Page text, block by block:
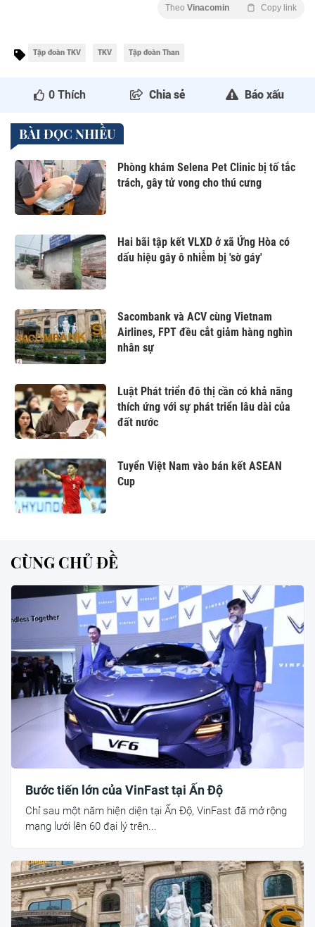
Theo Vinacomin Copy link
Tập đoàn TKV TKV Tập đoàn Than
0 Thích Chia sẻ Báo xấu
BÀI ĐỌC NHIỀU
Phòng khám Selena Pet Clinic bị tố tắc
trách, gây tử vong cho thú cưng
Hai bãi tập kết VLXD ở xã Ứng Hòa có
dấu hiệu gây ô nhiễm bị 'sờ gáy'
Sacombank và ACV cùng Vietnam
Airlines, FPT đều cắt giảm hàng nghìn
nhân sự
Luật Phát triển đô thị cần có khả năng
thích ứng với sự phát triển lâu dài của
đất nước
Tuyển Việt Nam vào bán kết ASEAN
Cup
CÙNG CHỦ ĐỀ
Bước tiến lớn của VinFast tại Ấn Độ
Chỉ sau một năm hiện diện tại Ấn Độ, VinFast đã mở rộng
mạng lưới lên 60 đại lý trên...